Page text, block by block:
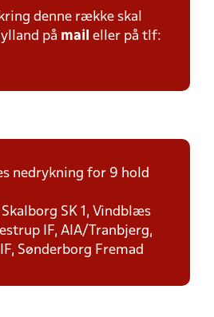
denne række skal
på mail eller på tlf:
nedrykning for 9 hold
SK 1, Vindblæs
IF, AIA/Tranbjerg,
Sønderborg Fremad